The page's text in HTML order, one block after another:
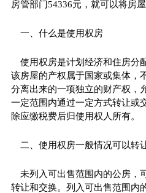
房管部门54336元，就可以将房
一、什么是使用权房
使用权房是计划经济和住房分
该房屋的产权属于国家或集体，
分离出来的一项独立的财产权，
一定范围内通过一定方式转让或
除应缴税费后归使用权人所有。
二、使用权房一般情况可以转
未列入可出售范围内的公房，
转让和交换。列入可出售范围内